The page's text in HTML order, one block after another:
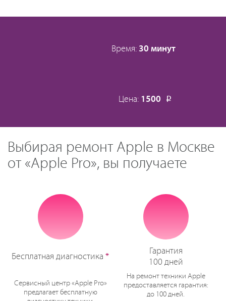
Время: 30 минут
Цена: 1500 Р
Выбирая ремонт Apple в Москве
от «Apple Pro», вы получаете
Бесплатная диагностика *
Сервисный центр «Apple Pro»
предлагает бесплатную
Гарантия
100 дней
На ремонт техники Apple
предоставляется гарантия:
до 100 дней.